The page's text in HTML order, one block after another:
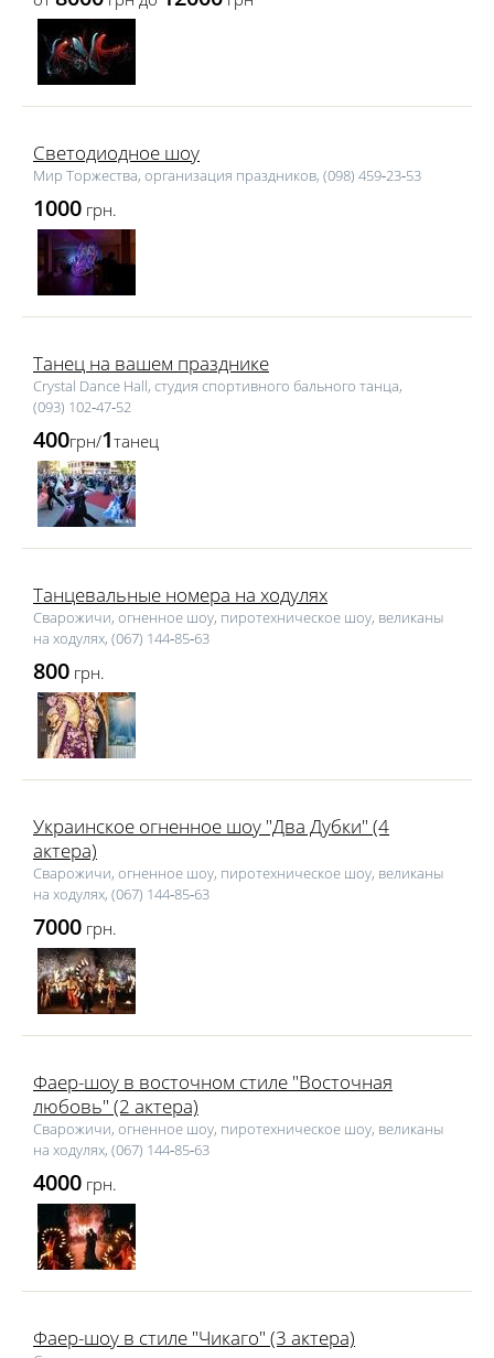
Светодиодное шоу
Мир Торжества, организация праздников, (098) 459‑23‑53
1000 грн.
Танец на вашем празднике
Crystal Dance Hall, студия спортивного бального танца,
(093) 102‑47‑52
400грн/1танец
Танцевальные номера на ходулях
Сварожичи, огненное шоу, пиротехническое шоу, великаны
на ходулях, (067) 144‑85‑63
800 грн.
Украинское огненное шоу "Два Дубки" (4
актера)
Сварожичи, огненное шоу, пиротехническое шоу, великаны
на ходулях, (067) 144‑85‑63
7000 грн.
Фаер-шоу в восточном стиле "Восточная
любовь" (2 актера)
Сварожичи, огненное шоу, пиротехническое шоу, великаны
на ходулях, (067) 144‑85‑63
4000 грн.
Фаер-шоу в стиле "Чикаго" (3 актера)